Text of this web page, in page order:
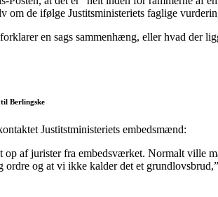
om de ifølge Justitsministeriets faglige
en sags sammenhæng, eller hvad der
Berlingske
Justitstministeriets embedsmænd:
af jurister fra embedsværket. Normalt ville
og at vi ikke kalder det et